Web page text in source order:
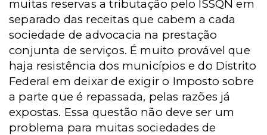
muitas reservas a tributação pelo ISSQN em
separado das receitas que cabem a cada
sociedade de advocacia na prestação
conjunta de serviços. É muito provável que
haja resistência dos municípios e do Distrito
Federal em deixar de exigir o Imposto sobre
a parte que é repassada, pelas razões já
expostas. Essa questão não deve ser um
problema para muitas sociedades de